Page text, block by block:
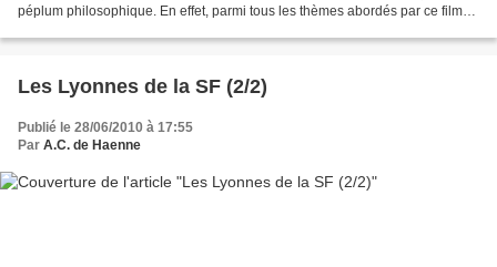
péplum philosophique. En effet, parmi tous les thèmes abordés par ce film
Les Lyonnes de la SF (2/2)
Publié le 28/06/2010 à 17:55
Par A.C. de Haenne